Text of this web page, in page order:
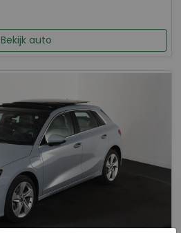
Bekijk auto